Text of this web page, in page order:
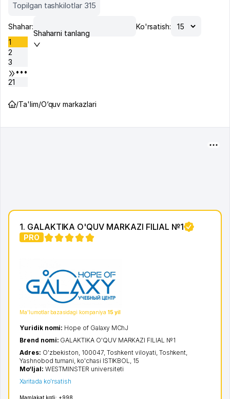
Topilgan tashkilotlar 315
Shahar:
Shaharni tanlang
Ko'rsatish:
1
2
3
•••
21
/Ta'lim/O‘quv markazlari
1. GALAKTIKA O'QUV MARKAZI FILIAL №1
PRO
Ma'lumotlar bazasidagi kompaniya15 yil
Mamlakat kodi: +998
Yuridik nomi: Hope of Galaxy MChJ
Brend nomi: GALAKTIKA O'QUV MARKAZI FILIAL №1
Adres: O'zbekiston, 100047, Toshkent viloyati, Toshkent,
Yashnobod tumani, ko'chasi ISTIKBOL, 15
Mo‘ljal: WESTMINSTER universiteti
Xaritada ko'rsatish